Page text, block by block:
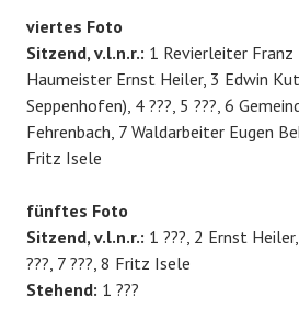
viertes Foto
Sitzend, v.l.n.r.: 1 Revierleiter Franz
Haumeister Ernst Heiler, 3 Edwin
Seppenhofen), 4 ???, 5 ???, 6
Fehrenbach, 7 Waldarbeiter Eugen
Fritz Isele
fünftes Foto
Sitzend, v.l.n.r.: 1 ???, 2 Ernst
???, 7 ???, 8 Fritz Isele
Stehend: 1 ???